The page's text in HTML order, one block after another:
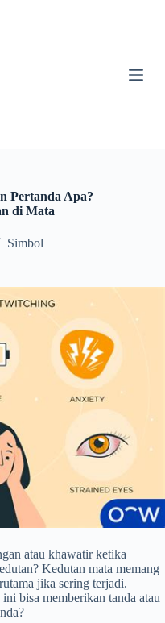
Pertanda Apa?
di Mata
Simbol
atau khawatir ketika
Kedutan mata memang
jika sering terjadi.
bisa memberikan tanda atau